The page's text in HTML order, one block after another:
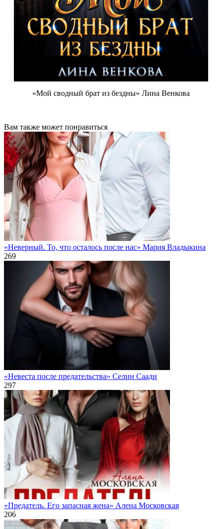
«Мой сводный брат из бездны» Лина Венкова
Вам также может понравиться
«Неверный. То, что осталось после нас» Мария Владыкина
269
«Невеста после предательства» Селин Саади
297
«Предатель. Его запасная жена» Алена Московская
206